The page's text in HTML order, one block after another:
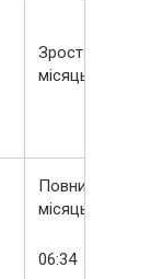
Зростаючий
місяць
Повний
місяць
06:34